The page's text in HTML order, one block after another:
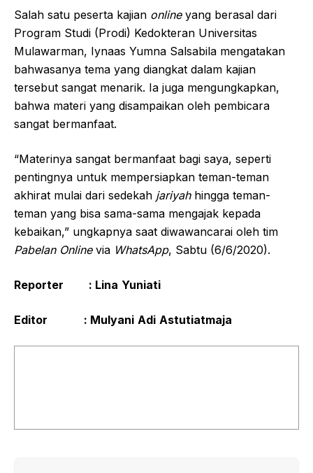
Salah satu peserta kajian onlineyang berasal dari
Program Studi (Prodi) Kedokteran Universitas
Mulawarman, Iynaas Yumna Salsabila mengatakan
bahwasanya tema yang diangkat dalam kajian
tersebut sangat menarik. Ia juga mengungkapkan,
bahwa materi yang disampaikan oleh pembicara
sangat bermanfaat.
“Materinya sangat bermanfaat bagi saya, seperti
pentingnya untuk mempersiapkan teman-teman
akhirat mulai dari sedekah jariyahhingga teman-
teman yang bisa sama-sama mengajak kepada
kebaikan,” ungkapnya saat diwawancarai oleh tim
Pabelan Onlinevia WhatsApp, Sabtu (6/6/2020).
Reporter : Lina Yuniati
Editor : Mulyani Adi Astutiatmaja